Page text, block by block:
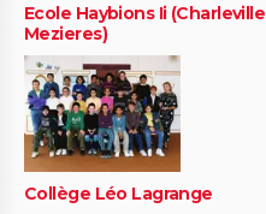
Ecole Haybions Ii (Charleville
Mezieres)
Collège Léo Lagrange